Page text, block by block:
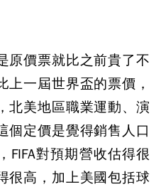
原價票就比之前貴了不
上一屆世界盃的票價，
北美地區職業運動、演
個定價是覺得銷售人口
FIFA對預期營收估得很
很高，加上美國包括球